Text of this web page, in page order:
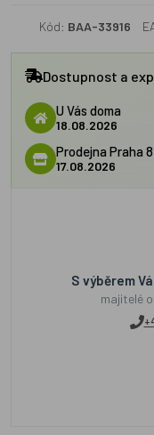
Kód: BAA-33916
Dostupnost a
U Vás doma
18.08.2026
Prodejna Praha 8
17.08.2026
S výběrem
majitelé